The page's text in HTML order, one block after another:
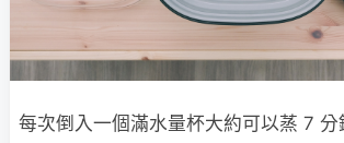
每次倒入一個滿水量杯大約可以蒸 7 分